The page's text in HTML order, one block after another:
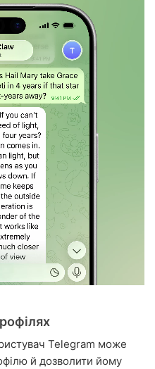
Telegram може
й дозволити йому